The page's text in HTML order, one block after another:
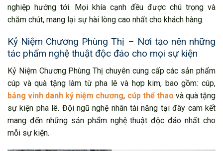
nghiệp hướng tới. Mọi khía cạnh đều được chú trọng và
chăm chút, mang lại sự hài lòng cao nhất cho khách hàng.
Kỷ Niệm Chương Phùng Thị – Nơi tạo nên những
tác phẩm nghệ thuật độc đáo cho mọi sự kiện
Kỷ Niệm Chương Phùng Thị chuyên cung cấp các sản phẩm
cúp và quà tặng làm từ pha lê và hợp kim, bao gồm: cúp,
bảng vinh danh kỷ niệm chương, cúp thể thao và quà tặng
sự kiện pha lê. Đội ngũ nghệ nhân tài năng tại đây cam kết
mang đến những sản phẩm nghệ thuật độc đáo nhất cho
mỗi sự kiện.